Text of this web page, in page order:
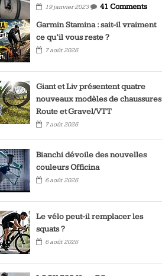
19 janvier 2023
41 Comments
Garmin Stamina : sait-il vraiment
ce qu’il vous reste ?
7 août 2026
Giant et Liv présentent quatre
nouveaux modèles de chaussures
Route et Gravel/VTT
7 août 2026
Bianchi dévoile des nouvelles
couleurs Officina
6 août 2026
Le vélo peut-il remplacer les
squats ?
6 août 2026